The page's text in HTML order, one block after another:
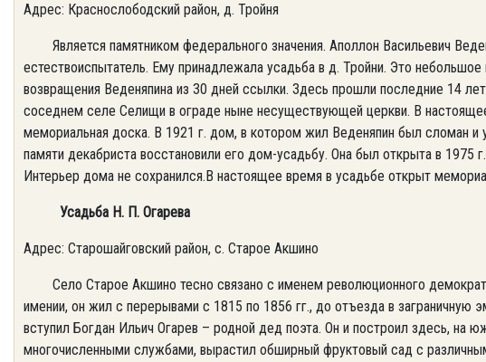
Адрес: Краснослободский район, д. Тройня
Является памятником федерального значения. Аполлон Васильевич
естествоиспытатель. Ему принадлежала усадьба в д. Тройни. Это
возвращения Веденяпина из 30 дней ссылки. Здесь прошли последние 14
соседнем селе Cелищи в ограде ныне несуществующей церкви. В
мемориальная доска. В 1921 г. дом, в котором жил Веденяпин был сломан и
памяти декабриста восстановили его дом-усадьбу. Она был открыта в 1975
Интерьер дома не сохранился.В настоящее время в усадьбе открыт
Усадьба Н. П. Огарева
Адрес: Старошайговский район, с. Старое Акшино
Село Старое Акшино тесно связано с именем революционного
имении, он жил с перерывами с 1815 по 1856 гг., до отъезда в заграничную
вступил Богдан Ильич Огарев – родной дед поэта. Он и построил здесь, на
многочисленными службами, вырастил обширный фруктовый сад с